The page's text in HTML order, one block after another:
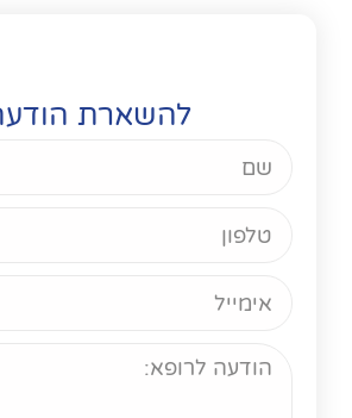
להשארת הודעה: